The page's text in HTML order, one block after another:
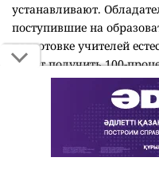
устанавливают.
поступившие на
подготовке учителей
могут получить 100-
обучения при условии
Некоторые вузы наряду
различные виды скидок